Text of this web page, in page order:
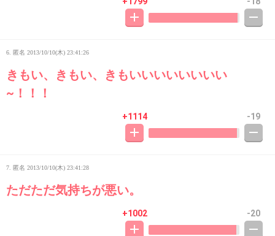
6. 匿名 2013/10/10(木) 23:41:26
きもい、きもい、きもいいいいいいいい
~！！！
+1114 -19
7. 匿名 2013/10/10(木) 23:41:28
ただただ気持ちが悪い。
+1002 -20